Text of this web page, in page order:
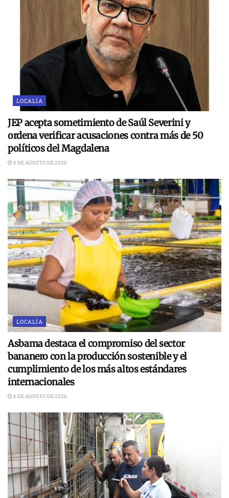
LOCALÍA
JEP acepta sometimiento de Saúl Severini y
ordena verificar acusaciones contra más de 50
políticos del Magdalena
6 DE AGOSTO DE 2026
LOCALÍA
Asbama destaca el compromiso del sector
bananero con la producción sostenible y el
cumplimiento de los más altos estándares
internacionales
6 DE AGOSTO DE 2026